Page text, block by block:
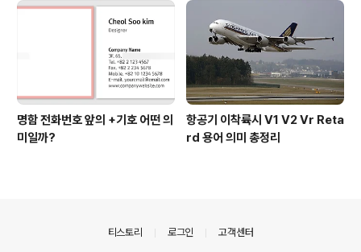
명함 전화번호 앞의 +기호 어떤 의
미일까?
항공기 이착륙시 V1 V2 Vr Reta
rd 용어 의미 총정리
티스토리 로그인 고객센터